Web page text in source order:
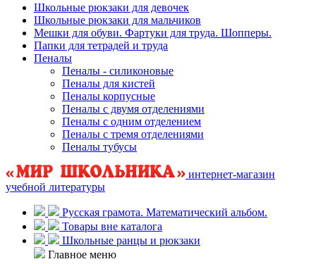
Школьные рюкзаки для девочек
Школьные рюкзаки для мальчиков
Мешки для обуви. Фартуки для труда. Шопперы.
Папки для тетрадей и труда
Пеналы
Пеналы - силиконовые
Пеналы для кистей
Пеналы корпусные
Пеналы с двумя отделениями
Пеналы с одним отделением
Пеналы с тремя отделениями
Пеналы тубусы
интернет-магазин
учебной литературы
Русская грамота. Математический альбом.
Товары вне каталога
Школьные ранцы и рюкзаки
Главное меню